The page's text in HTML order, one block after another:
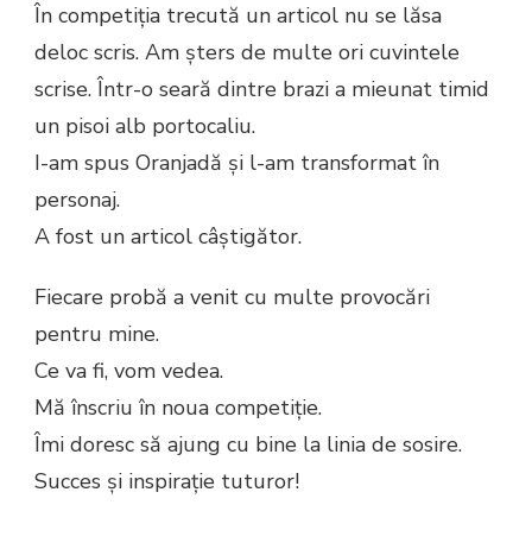
În competiția trecută un articol nu se lăsa
deloc scris. Am șters de multe ori cuvintele
scrise. Într-o seară dintre brazi a mieunat timid
un pisoi alb portocaliu.
I-am spus Oranjadă și l-am transformat în
personaj.
A fost un articol câștigător.
Fiecare probă a venit cu multe provocări
pentru mine.
Ce va fi, vom vedea.
Mă înscriu în noua competiție.
Îmi doresc să ajung cu bine la linia de sosire.
Succes și inspirație tuturor!